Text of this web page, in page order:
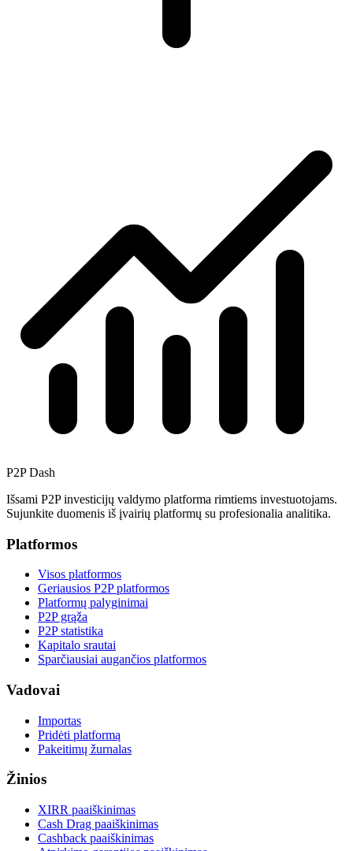
P2P Dash
Išsami P2P investicijų valdymo platforma rimtiems investuotojams.
Sujunkite duomenis iš įvairių platformų su profesionalia analitika.
Platformos
Visos platformos
Geriausios P2P platformos
Platformų palyginimai
P2P grąža
P2P statistika
Kapitalo srautai
Sparčiausiai augančios platformos
Vadovai
Importas
Pridėti platformą
Pakeitimų žurnalas
Žinios
XIRR paaiškinimas
Cash Drag paaiškinimas
Cashback paaiškinimas